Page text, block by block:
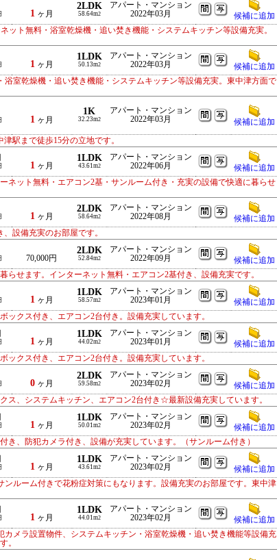
1 ヶ月
2LDK
58.64m2
アパート・マンション
2022年03月
候補に追加
ト無料・浴室乾燥機・追い焚き機能・システムキッチン等設備充実。
1 ヶ月
1LDK
50.13m2
アパート・マンション
2022年03月
候補に追加
室乾燥機・追い焚き機能・システムキッチン等設備充実。東中津方面で
1 ヶ月
1K
32.23m2
アパート・マンション
2022年03月
候補に追加
駅まで徒歩15分の立地です。
1 ヶ月
1LDK
43.61m2
アパート・マンション
2022年06月
候補に追加
ット無料・エアコン2基・サンルーム付き・充実の設備で快適に暮らせ
1 ヶ月
2LDK
58.64m2
アパート・マンション
2022年08月
候補に追加
設備充実のお部屋です。
70,000円
2LDK
52.84m2
アパート・マンション
2022年09月
候補に追加
せます。インターネット無料・エアコン2基付き、設備充実です。
1 ヶ月
1LDK
58.57m2
アパート・マンション
2023年01月
候補に追加
クス付き、エアコン2台付き。設備充実しています。
1 ヶ月
1LDK
44.02m2
アパート・マンション
2023年01月
候補に追加
クス付き、エアコン2台付き。設備充実しています。
0ヶ月
2LDK
59.58m2
アパート・マンション
2023年02月
候補に追加
、システムキッチン、エアコン2台付き☆最新設備充実しています。
1 ヶ月
1LDK
50.01m2
アパート・マンション
2023年02月
候補に追加
、防犯カメラ付き、設備が充実しています。（サンルーム付き）
1 ヶ月
1LDK
43.61m2
アパート・マンション
2023年02月
候補に追加
ーム付きで花粉症対策にもなります。設備充実のお部屋です。東中津
1 ヶ月
1LDK
44.01m2
アパート・マンション
2023年02月
候補に追加
メラ設置物件、システムキッチン・浴室乾燥機・追い焚き機能等設備充
。